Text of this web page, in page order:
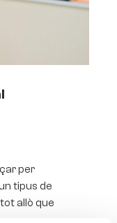
per
tipus de
allò que